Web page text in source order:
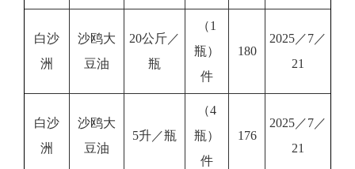
白沙
洲
沙鸥大
豆油
20公斤／
瓶
（1
瓶）
件
180
2025／7／
21
白沙
洲
沙鸥大
豆油
5升／瓶
（4
瓶）
件
176
2025／7／
21